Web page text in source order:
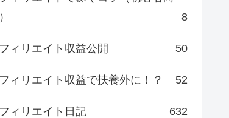
8
ィリエイト収益公開 50
ィリエイト収益で扶養外に！？ 52
ィリエイト日記 632